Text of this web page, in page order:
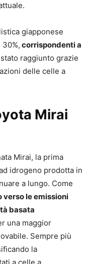
giapponese
30%, corrispondenti a
raggiunto grazie
delle celle a
Mirai
Mirai, la prima
idrogeno prodotta in
a lungo. Come
verso le emissioni
basata
una maggior
Sempre più
la